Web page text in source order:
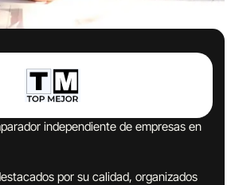
independiente de empresas en
por su calidad, organizados